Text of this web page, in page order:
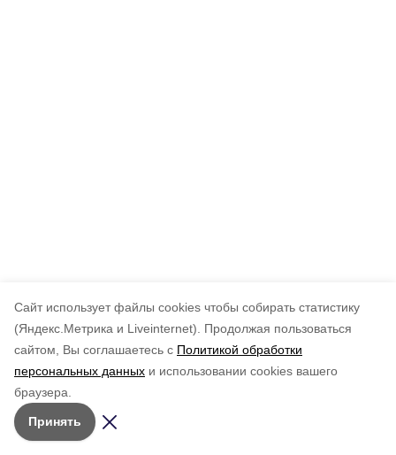
Cайт использует файлы cookies чтобы собирать статистику
(Яндекс.Метрика и Liveinternet).
Продолжая пользоваться
сайтом, Вы соглашаетесь с Политикой обработки
персональных данных и использовании cookies вашего
браузера.
Принять